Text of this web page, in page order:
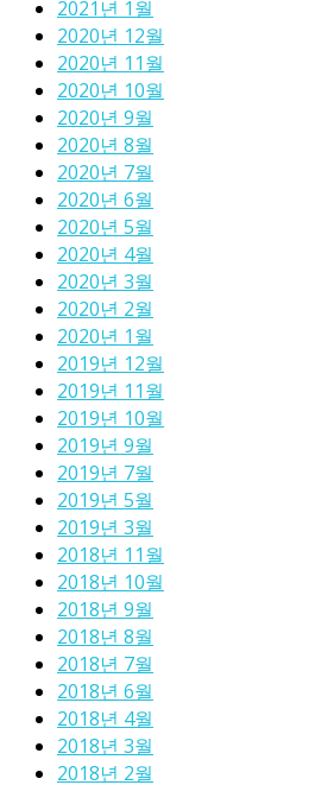
2021년 1월
2020년 12월
2020년 11월
2020년 10월
2020년 9월
2020년 8월
2020년 7월
2020년 6월
2020년 5월
2020년 4월
2020년 3월
2020년 2월
2020년 1월
2019년 12월
2019년 11월
2019년 10월
2019년 9월
2019년 7월
2019년 5월
2019년 3월
2018년 11월
2018년 10월
2018년 9월
2018년 8월
2018년 7월
2018년 6월
2018년 4월
2018년 3월
2018년 2월